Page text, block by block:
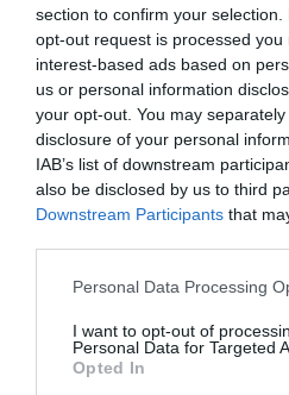
section to confirm your
opt-out request is processed you
interest-based ads based on
us or personal information
your opt-out. You may
disclosure of your personal
IAB’s list of downstream
also be disclosed by us to third
Downstream Participants that
Personal Data Processing
I want to opt-out of
Personal Data for Targeted
Opted In
ΜΑΡΙΝΑ
01/11 - 21:43
Αυτή την ΚΩΑΝ ποιος
Εδώ πέρα γίνονται
Ρέγγος
01/11 - 15:42
ΜΗΝ ΤΟΥ ΜΙΛΑΤΕ ΤΟΥ
εκτίθεσαι!!!